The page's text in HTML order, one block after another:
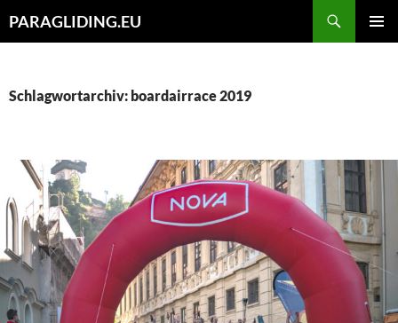
Inhalt
PARAGLIDING.EU
Schlagwortarchiv: boardairrace 2019